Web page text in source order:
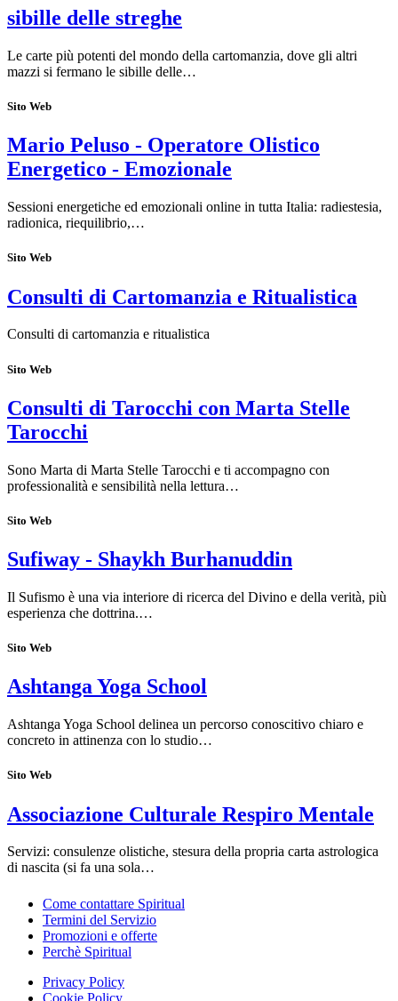
sibille delle streghe
Le carte più potenti del mondo della cartomanzia, dove gli altri
mazzi si fermano le sibille delle…
Sito Web
Mario Peluso - Operatore Olistico
Energetico - Emozionale
Sessioni energetiche ed emozionali online in tutta Italia: radiestesia,
radionica, riequilibrio,…
Sito Web
Consulti di Cartomanzia e Ritualistica
Consulti di cartomanzia e ritualistica
Sito Web
Consulti di Tarocchi con Marta Stelle
Tarocchi
Sono Marta di Marta Stelle Tarocchi e ti accompagno con
professionalità e sensibilità nella lettura…
Sito Web
Sufiway - Shaykh Burhanuddin
Il Sufismo è una via interiore di ricerca del Divino e della verità, più
esperienza che dottrina.…
Sito Web
Ashtanga Yoga School
Ashtanga Yoga School delinea un percorso conoscitivo chiaro e
concreto in attinenza con lo studio…
Sito Web
Associazione Culturale Respiro Mentale
Servizi: consulenze olistiche, stesura della propria carta astrologica
di nascita (si fa una sola…
Come contattare Spiritual
Termini del Servizio
Promozioni e offerte
Perchè Spiritual
Privacy Policy
Cookie Policy